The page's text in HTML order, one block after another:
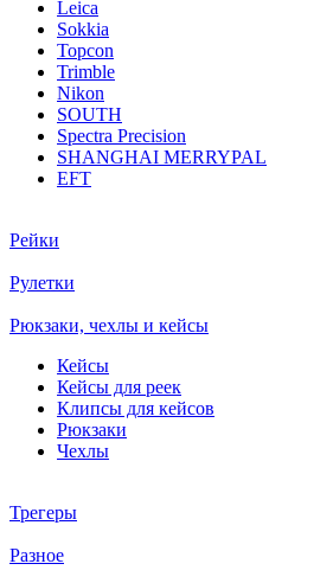
Leica
Sokkia
Topcon
Trimble
Nikon
SOUTH
Spectra Precision
SHANGHAI MERRYPAL
EFT
Рейки
Рулетки
Рюкзаки, чехлы и кейсы
Кейсы
Кейсы для реек
Клипсы для кейсов
Рюкзаки
Чехлы
Трегеры
Разное